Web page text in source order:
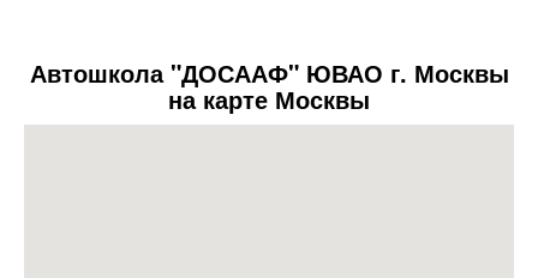
Автошкола "ДОСААФ" ЮВАО г. Москвы
на карте Москвы